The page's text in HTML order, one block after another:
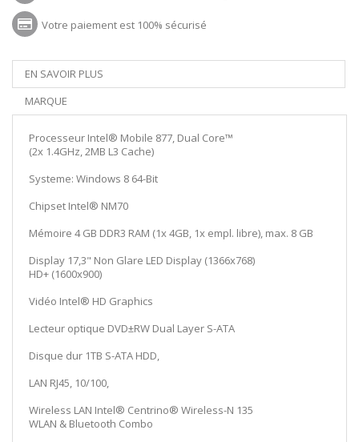
Votre paiement est 100% sécurisé
EN SAVOIR PLUS
MARQUE
Processeur Intel® Mobile 877, Dual Core™
(2x 1.4GHz, 2MB L3 Cache)
Systeme: Windows 8 64-Bit
Chipset Intel® NM70
Mémoire 4 GB DDR3 RAM (1x 4GB, 1x empl. libre), max. 8 GB
Display 17,3" Non Glare LED Display (1366x768)
HD+ (1600x900)
Vidéo Intel® HD Graphics
Lecteur optique DVD±RW Dual Layer S-ATA
Disque dur 1TB S-ATA HDD,
LAN RJ45, 10/100,
Wireless LAN Intel® Centrino® Wireless-N 135
WLAN & Bluetooth Combo